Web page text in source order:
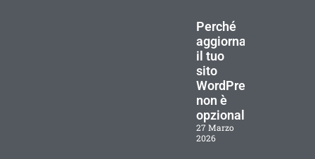
Perché
aggiornare
il tuo
sito
WordPress
non è
opzionale
27 Marzo
2026